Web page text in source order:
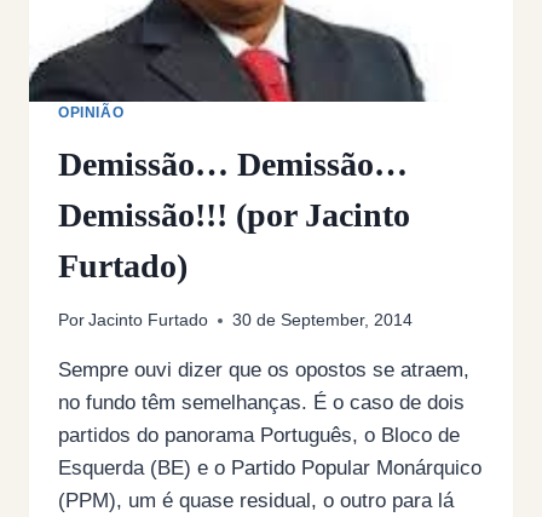
OPINIÃO
Demissão… Demissão…
Demissão!!! (por Jacinto
Furtado)
Por Jacinto Furtado 30 de September, 2014
Sempre ouvi dizer que os opostos se atraem,
no fundo têm semelhanças. É o caso de dois
partidos do panorama Português, o Bloco de
Esquerda (BE) e o Partido Popular Monárquico
(PPM), um é quase residual, o outro para lá